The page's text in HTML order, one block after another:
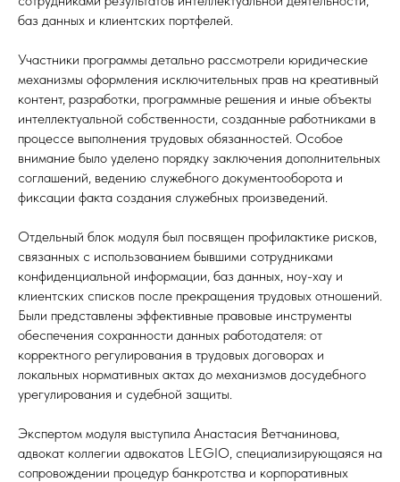
баз данных и клиентских портфелей.
Участники программы детально рассмотрели юридические
механизмы оформления исключительных прав на креативный
контент, разработки, программные решения и иные объекты
интеллектуальной собственности, созданные работниками в
процессе выполнения трудовых обязанностей. Особое
внимание было уделено порядку заключения дополнительных
соглашений, ведению служебного документооборота и
фиксации факта создания служебных произведений.
Отдельный блок модуля был посвящен профилактике рисков,
связанных с использованием бывшими сотрудниками
конфиденциальной информации, баз данных, ноу-хау и
клиентских списков после прекращения трудовых отношений.
Были представлены эффективные правовые инструменты
обеспечения сохранности данных работодателя: от
корректного регулирования в трудовых договорах и
локальных нормативных актах до механизмов досудебного
урегулирования и судебной защиты.
Экспертом модуля выступила Анастасия Ветчанинова,
адвокат коллегии адвокатов LEGIO, специализирующаяся на
сопровождении процедур банкротства и корпоративных